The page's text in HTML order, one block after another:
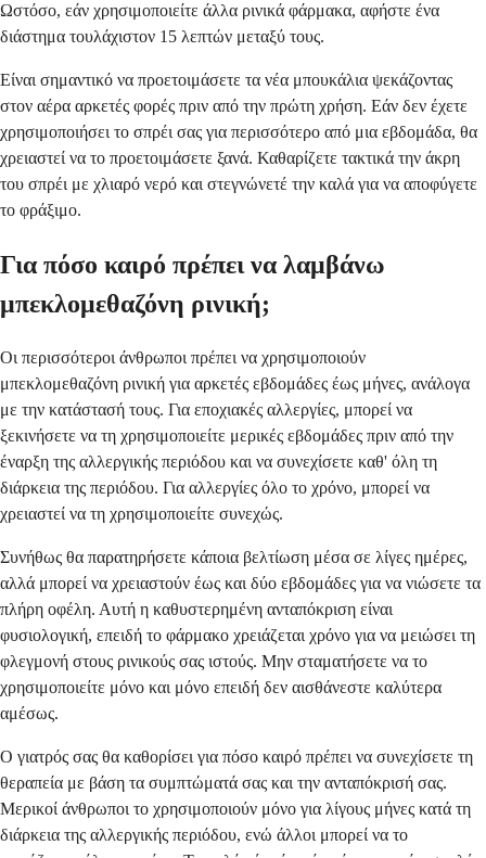
Ωστόσο, εάν χρησιμοποιείτε άλλα ρινικά φάρμακα, αφήστε ένα
διάστημα τουλάχιστον 15 λεπτών μεταξύ τους.
Είναι σημαντικό να προετοιμάσετε τα νέα μπουκάλια ψεκάζοντας
στον αέρα αρκετές φορές πριν από την πρώτη χρήση. Εάν δεν έχετε
χρησιμοποιήσει το σπρέι σας για περισσότερο από μια εβδομάδα, θα
χρειαστεί να το προετοιμάσετε ξανά. Καθαρίζετε τακτικά την άκρη
του σπρέι με χλιαρό νερό και στεγνώνετέ την καλά για να αποφύγετε
το φράξιμο.
Για πόσο καιρό πρέπει να λαμβάνω
μπεκλομεθαζόνη ρινική;
Οι περισσότεροι άνθρωποι πρέπει να χρησιμοποιούν
μπεκλομεθαζόνη ρινική για αρκετές εβδομάδες έως μήνες, ανάλογα
με την κατάστασή τους. Για εποχιακές αλλεργίες, μπορεί να
ξεκινήσετε να τη χρησιμοποιείτε μερικές εβδομάδες πριν από την
έναρξη της αλλεργικής περιόδου και να συνεχίσετε καθ' όλη τη
διάρκεια της περιόδου. Για αλλεργίες όλο το χρόνο, μπορεί να
χρειαστεί να τη χρησιμοποιείτε συνεχώς.
Συνήθως θα παρατηρήσετε κάποια βελτίωση μέσα σε λίγες ημέρες,
αλλά μπορεί να χρειαστούν έως και δύο εβδομάδες για να νιώσετε τα
πλήρη οφέλη. Αυτή η καθυστερημένη ανταπόκριση είναι
φυσιολογική, επειδή το φάρμακο χρειάζεται χρόνο για να μειώσει τη
φλεγμονή στους ρινικούς σας ιστούς. Μην σταματήσετε να το
χρησιμοποιείτε μόνο και μόνο επειδή δεν αισθάνεστε καλύτερα
αμέσως.
Ο γιατρός σας θα καθορίσει για πόσο καιρό πρέπει να συνεχίσετε τη
θεραπεία με βάση τα συμπτώματά σας και την ανταπόκρισή σας.
Μερικοί άνθρωποι το χρησιμοποιούν μόνο για λίγους μήνες κατά τη
διάρκεια της αλλεργικής περιόδου, ενώ άλλοι μπορεί να το